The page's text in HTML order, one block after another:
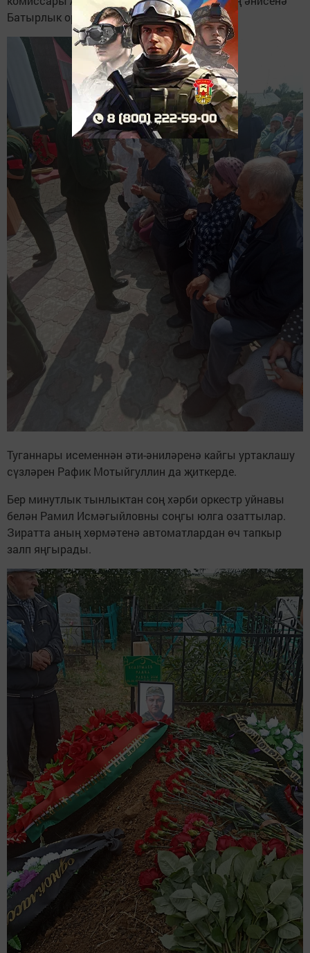
Батырлык орденын тапшырды.
Туганнары исеменнән әти-әниләренә кайгы уртаклашу
сүзләрен Рафик Мотыйгуллин да җиткерде.
Бер минутлык тынлыктан соң хәрби оркестр уйнавы
белән Рамил Исмәгыйловны соңгы юлга озаттылар.
Зиратта аның хөрмәтенә автоматлардан өч тапкыр
залп яңгырады.